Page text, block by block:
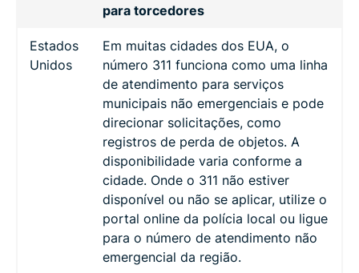
para torcedores
Estados
Unidos
Em muitas cidades dos EUA, o
número 311 funciona como uma linha
de atendimento para serviços
municipais não emergenciais e pode
direcionar solicitações, como
registros de perda de objetos. A
disponibilidade varia conforme a
cidade. Onde o 311 não estiver
disponível ou não se aplicar, utilize o
portal online da polícia local ou ligue
para o número de atendimento não
emergencial da região.